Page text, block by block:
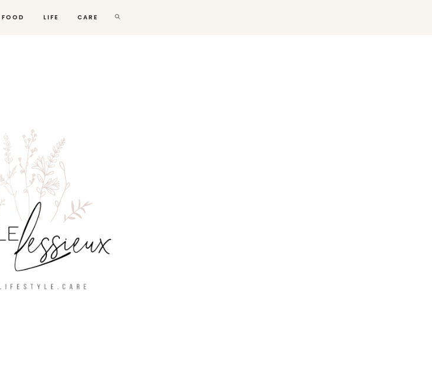
FOOD LIFE CARE